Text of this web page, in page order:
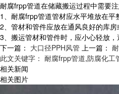
耐腐frpp管道在储藏搬运过程中需要注
1、耐腐frpp管道管材应水平堆放在
2、管材和管件应放在通风良好的库
3、搬运管材和管件时，应小心轻放
下一篇： 大口径PPH风管 上一篇：
此文关键字： 耐腐frpp管道,防腐化工
相关新闻
相关图片